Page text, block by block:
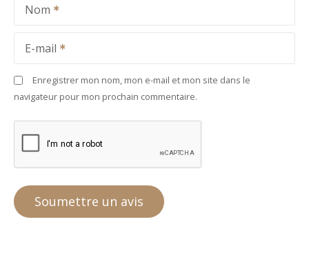
Nom
E-mail
Enregistrer mon nom, mon e-mail et mon site dans le
navigateur pour mon prochain commentaire.